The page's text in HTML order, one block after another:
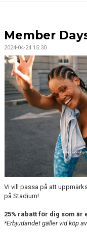
DOKUMENT
VÅRA LAG/TRÄNARE
MATCHER
PARTNERSKAP
PARTNERS
WEBBSHOP
HJÄLPSIDA
Member
2024-04-24 15:30
Vi vill passa på att
på Stadium!
25% rabatt för dig som
*Erbjudandet gäller vid köp